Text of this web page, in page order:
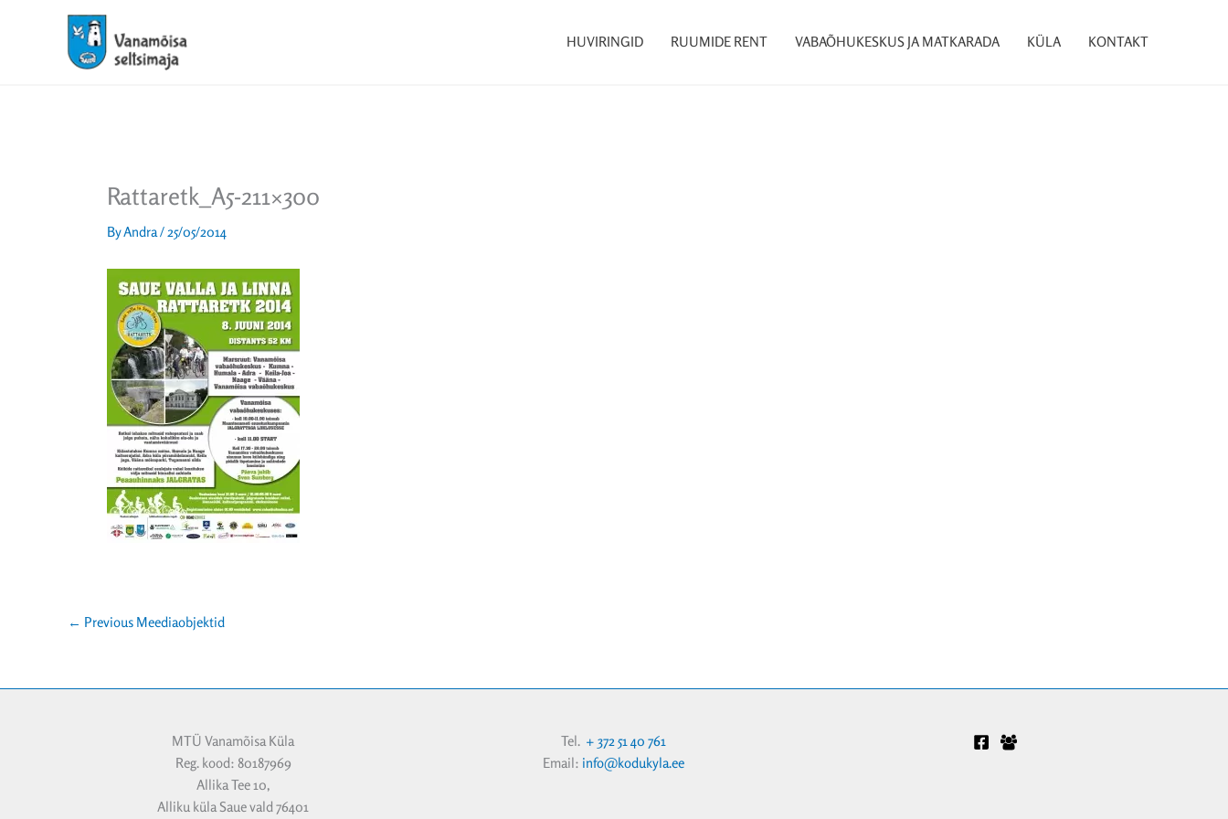
HUVIRINGID RUUMIDE RENT VABAÕHUKESKUS JA MATKARADA KÜLA KONTAKT
Rattaretk_A5-211×300
ByAndra/ 25/05/2014
← Previous Meediaobjektid
MTÜ Vanamõisa Küla
Reg. kood: 80187969
Allika Tee 10,
Alliku küla Saue vald 76401
Tel. + 372 51 40 761
Email: info@kodukyla.ee